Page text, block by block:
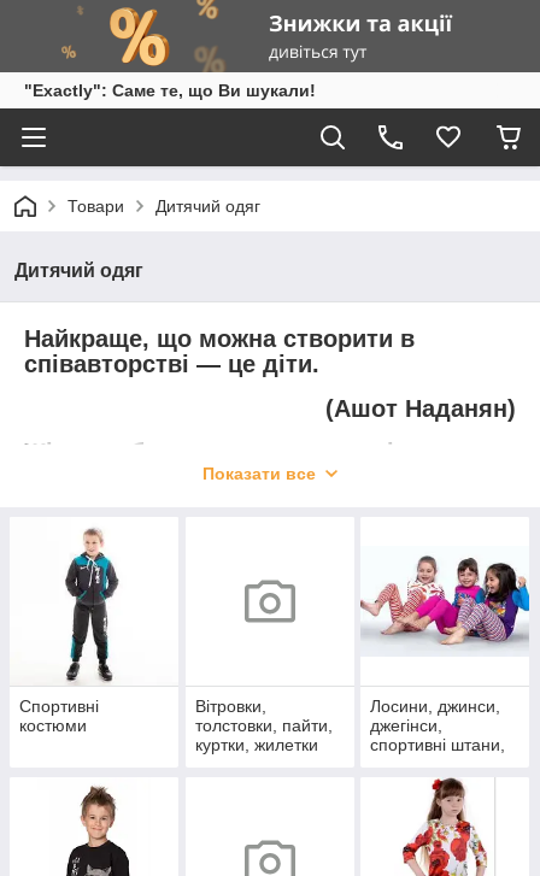
"Exactly": Саме те, що Ви шукали!
Товари Дитячий одяг
Дитячий одяг
Найкраще, що можна створити в
співавторстві — це діти.
(Ашот Наданян)
Жінки роблять нас поетами, діти —
Показати все
Спортивні
костюми
Вітровки,
толстовки, пайти,
куртки, жилетки
Лосини, джинси,
джегінси,
спортивні штани,